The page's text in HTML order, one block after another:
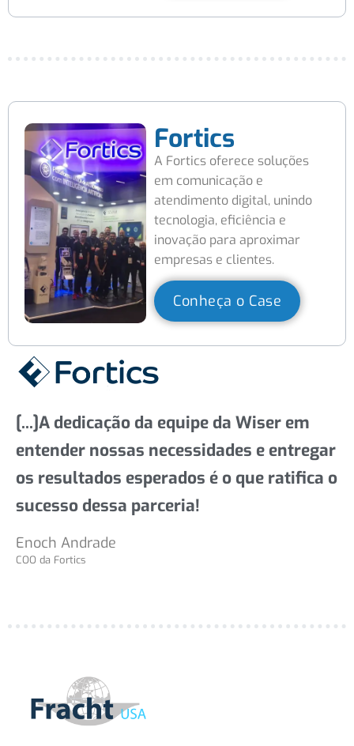
[...]A dedicação da equipe da Wiser em
entender nossas necessidades e entregar
os resultados esperados é o que ratifica o
sucesso dessa parceria!
Enoch Andrade
COO da Fortics
Fortics
A Fortics oferece soluções
em comunicação e
atendimento digital, unindo
tecnologia, eficiência e
inovação para aproximar
empresas e clientes.
Conheça o Case